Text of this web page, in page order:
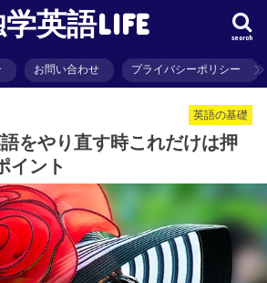
英語LIFE search
お問い合わせ プライバシーポリシー
英語の基礎
をやり直す時これだけは押
イント